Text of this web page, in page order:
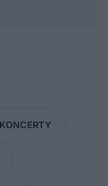
KONCERTY